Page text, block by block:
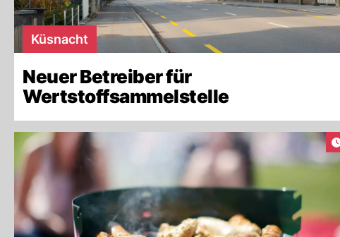
Küsnacht
Neuer Betreiber für
Wertstoffsammelstelle